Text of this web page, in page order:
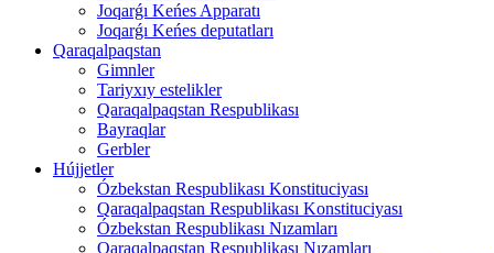
Joqarǵı Keńes Apparatı
Joqarǵı Keńes deputatları
Qaraqalpaqstan
Gimnler
Tariyxıy estelikler
Qaraqalpaqstan Respublikası
Bayraqlar
Gerbler
Hújjetler
Ózbekstan Respublikası Konstituciyası
Qaraqalpaqstan Respublikası Konstituciyası
Ózbekstan Respublikası Nızamları
Qaraqalpaqstan Respublikası Nızamları